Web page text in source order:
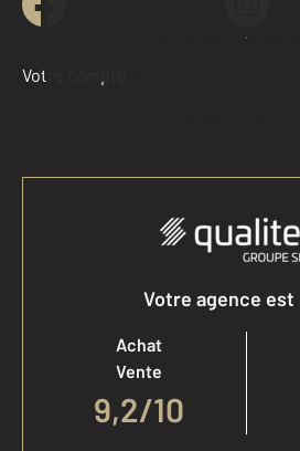
Demander une
Votre compte :
Accéder à mon
Votre agence est
Achat
Vente
9,2/10